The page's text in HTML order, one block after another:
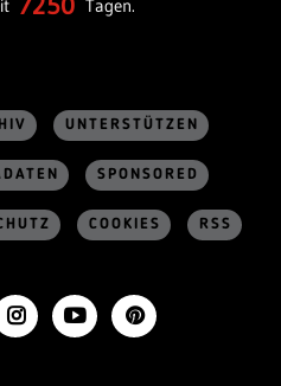
Tagen.
UNTERSTÜTZEN
SPONSORED
COOKIES RSS